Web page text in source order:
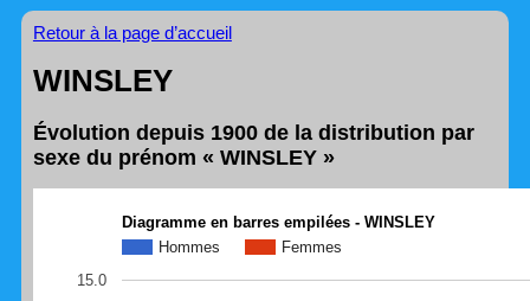
Retour à la page d’accueil
WINSLEY
Évolution depuis 1900 de la distribution par
sexe du prénom « WINSLEY »
Diagramme en barres empilées - WINSLEY
Hommes
Femmes
15.0